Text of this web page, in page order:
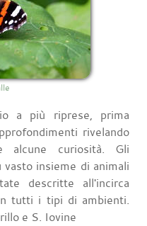
a più riprese, prima
rivelando
alcune curiosità. Gli
insieme di animali
descritte all'incirca
tutti i tipi di ambienti.
e S. Iovine